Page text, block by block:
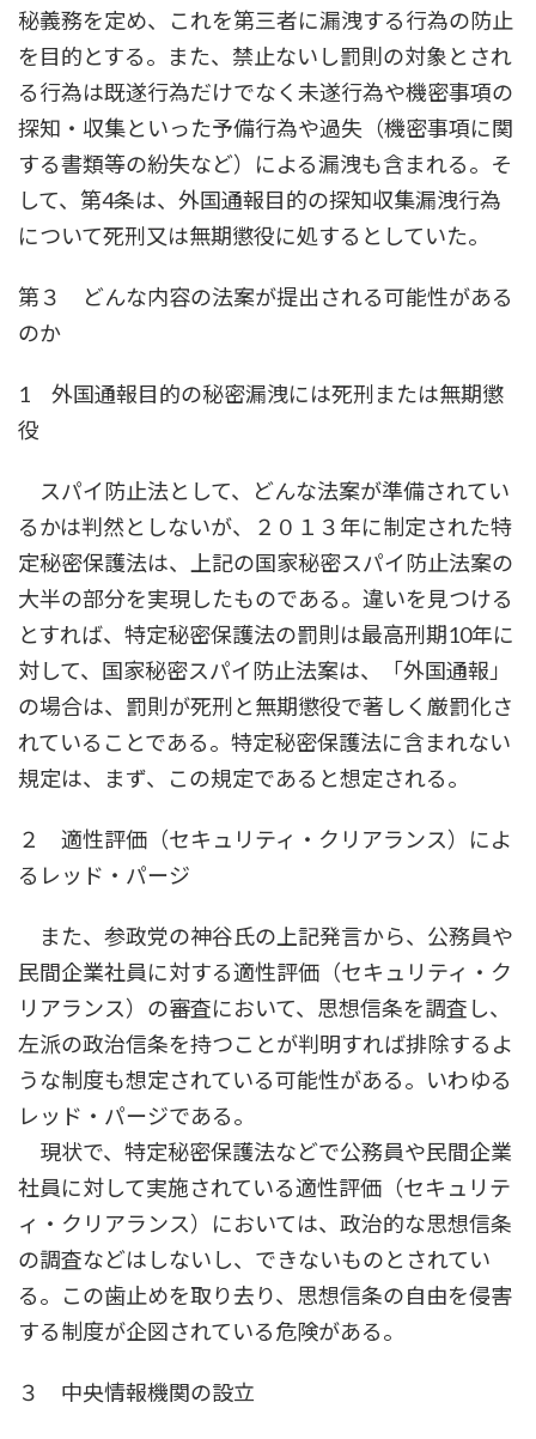
秘義務を定め、これを第三者に漏洩する行為の防止
を目的とする。また、禁止ないし罰則の対象とされ
る行為は既遂行為だけでなく未遂行為や機密事項の
探知・収集といった予備行為や過失（機密事項に関
する書類等の紛失など）による漏洩も含まれる。そ
して、第4条は、外国通報目的の探知収集漏洩行為
について死刑又は無期懲役に処するとしていた。
第３ どんな内容の法案が提出される可能性がある
のか
1 外国通報目的の秘密漏洩には死刑または無期懲
役
スパイ防止法として、どんな法案が準備されてい
るかは判然としないが、２０１３年に制定された特
定秘密保護法は、上記の国家秘密スパイ防止法案の
大半の部分を実現したものである。違いを見つける
とすれば、特定秘密保護法の罰則は最高刑期10年に
対して、国家秘密スパイ防止法案は、「外国通報」
の場合は、罰則が死刑と無期懲役で著しく厳罰化さ
れていることである。特定秘密保護法に含まれない
規定は、まず、この規定であると想定される。
２ 適性評価（セキュリティ・クリアランス）によ
るレッド・パージ
また、参政党の神谷氏の上記発言から、公務員や
民間企業社員に対する適性評価（セキュリティ・ク
リアランス）の審査において、思想信条を調査し、
左派の政治信条を持つことが判明すれば排除するよ
うな制度も想定されている可能性がある。いわゆる
レッド・パージである。
現状で、特定秘密保護法などで公務員や民間企業
社員に対して実施されている適性評価（セキュリテ
ィ・クリアランス）においては、政治的な思想信条
の調査などはしないし、できないものとされてい
る。この歯止めを取り去り、思想信条の自由を侵害
する制度が企図されている危険がある。
３ 中央情報機関の設立